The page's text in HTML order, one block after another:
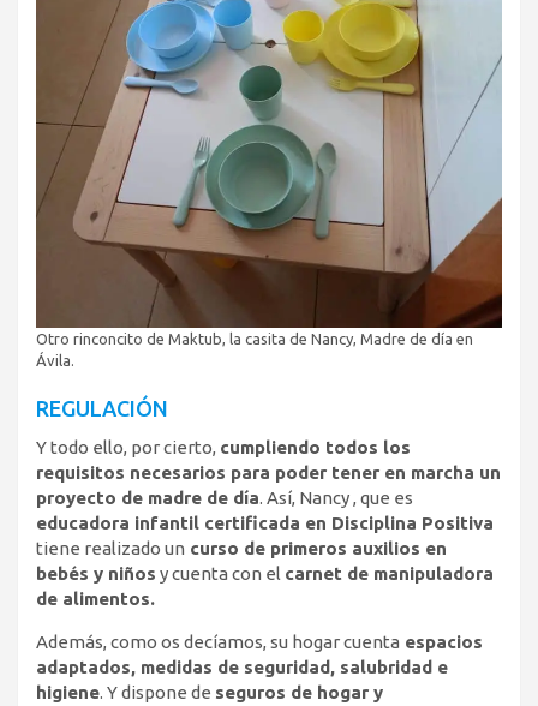
Otro rinconcito de Maktub, la casita de Nancy, Madre de día en
Ávila.
REGULACIÓN
Y todo ello, por cierto, cumpliendo todos los
requisitos necesarios para poder tener en marcha un
proyecto de madre de día. Así, Nancy , que es
educadora infantil certificada en Disciplina Positiva
tiene realizado un curso de primeros auxilios en
bebés y niños y cuenta con el carnet de manipuladora
de alimentos.
Además, como os decíamos, su hogar cuenta espacios
adaptados, medidas de seguridad, salubridad e
higiene. Y dispone de seguros de hogar y